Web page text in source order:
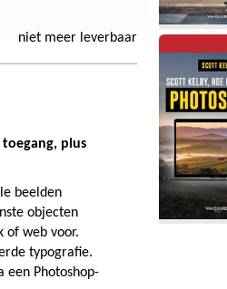
niet meer leverbaar
plus
beelden
objecten
of web voor.
typografie.
een Photoshop-